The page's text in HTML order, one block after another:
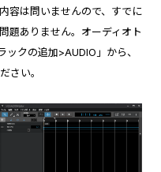
容は問いませんので、すでに
題ありません。オーディオト
クの追加>AUDIO」から、
さい。